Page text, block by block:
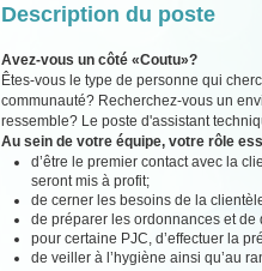
Description du poste
Avez-vous un côté «Coutu»?
Êtes-vous le type de personne qui
communauté? Recherchez-vous un
ressemble? Le poste d'assistant
Au sein de votre équipe, votre rôle
d’être le premier contact avec la
seront mis à profit;
de cerner les besoins de la
de préparer les ordonnances et
pour certaine PJC, d’effectuer la
de veiller à l’hygiène ainsi qu’au